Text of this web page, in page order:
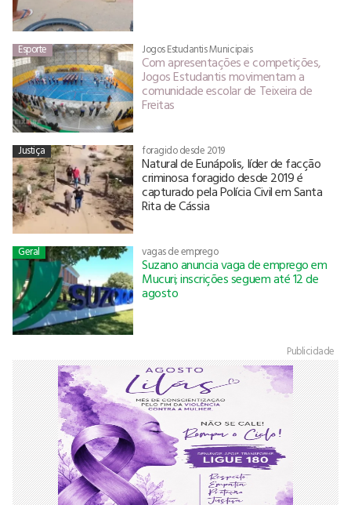
Esporte Jogos Estudantis Municipais
Com apresentações e competições,
Jogos Estudantis movimentam a
comunidade escolar de Teixeira de
Freitas
Justiça foragido desde 2019
Natural de Eunápolis, líder de facção
criminosa foragido desde 2019 é
capturado pela Polícia Civil em Santa
Rita de Cássia
Geral vagas de emprego
Suzano anuncia vaga de emprego em
Mucuri; inscrições seguem até 12 de
agosto
Publicidade